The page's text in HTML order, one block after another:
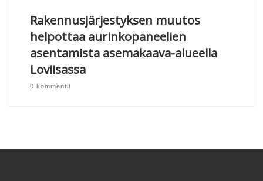
Rakennusjärjestyksen muutos
helpottaa aurinkopaneelien
asentamista asemakaava-alueella
Loviisassa
0 kommentit